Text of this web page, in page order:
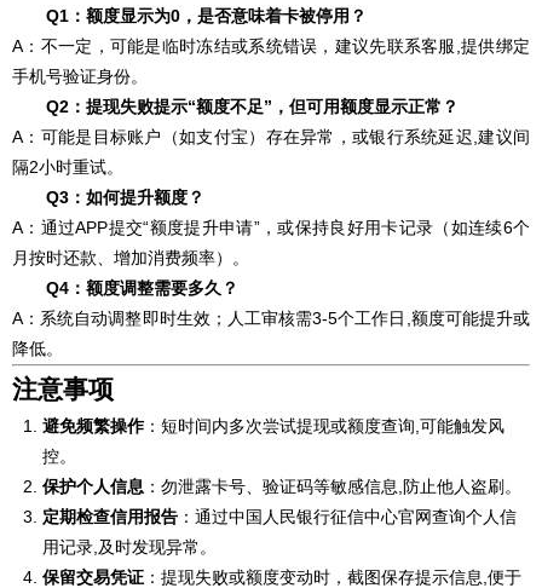
Q1：额度显示为0，是否意味着卡被停用？
A：不一定，可能是临时冻结或系统错误，建议先联系客服,提供绑定
手机号验证身份。
Q2：提现失败提示“额度不足”，但可用额度显示正常？
A：可能是目标账户（如支付宝）存在异常，或银行系统延迟,建议间
隔2小时重试。
Q3：如何提升额度？
A：通过APP提交“额度提升申请”，或保持良好用卡记录（如连续6个
月按时还款、增加消费频率）。
Q4：额度调整需要多久？
A：系统自动调整即时生效；人工审核需3-5个工作日,额度可能提升或
降低。
注意事项
避免频繁操作：短时间内多次尝试提现或额度查询,可能触发风
控。
保护个人信息 ：勿泄露卡号、验证码等敏感信息,防止他人盗刷。
定期检查信用报告 ：通过中国人民银行征信中心官网查询个人信
用记录,及时发现异常。
保留交易凭证 ：提现失败或额度变动时，截图保存提示信息,便于